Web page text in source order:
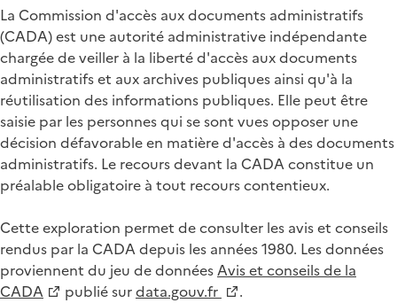
La Commission d'accès aux documents administratifs
(CADA) est une autorité administrative indépendante
chargée de veiller à la liberté d'accès aux documents
administratifs et aux archives publiques ainsi qu'à la
réutilisation des informations publiques. Elle peut être
saisie par les personnes qui se sont vues opposer une
décision défavorable en matière d'accès à des documents
administratifs. Le recours devant la CADA constitue un
préalable obligatoire à tout recours contentieux.
Cette exploration permet de consulter les avis et conseils
rendus par la CADA depuis les années 1980. Les données
proviennent du jeu de donnéesAvis et conseils de la
CADA
publié surdata.gouv.fr .